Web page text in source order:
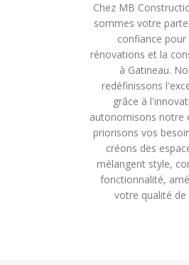
Chez MB
sommes votre
confiance pour
rénovations et la
à Gatineau.
redéfinissons
grâce à
autonomisons notre
priorisons vos
créons des
mélangent style,
fonctionnalité,
votre qualité de